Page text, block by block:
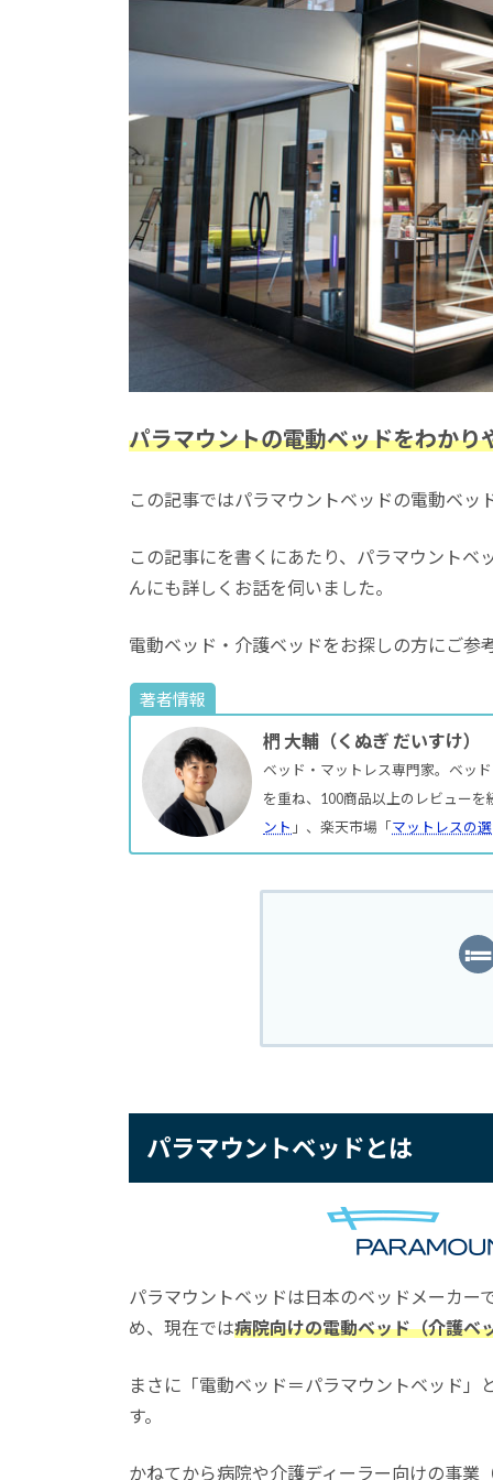
パラマウントの電動ベッドをわかり
この記事ではパラマウントベッドの電動ベッ
この記事にを書くにあたり、パラマウント
んにも詳しくお話を伺いました。
電動ベッド・介護ベッドをお探しの方にご参
著者情報
椚 大輔（くぬぎ だいすけ）
ベッド・マットレス専門家。ベッ
を重ね、100商品以上のレビューを
ント 」、楽天市場「マットレスの
パラマウントベッドとは
パラマウントベッドは日本のベッドメーカー
め、現在では病院向けの電動ベッド（介護ベ
まさに「電動ベッド＝パラマウントベッド
す。
かねてから病院や介護ディーラー向けの事